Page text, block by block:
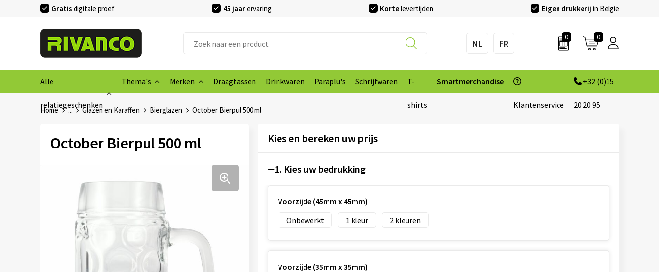
Gratis digitale proef 45 jaarervaring Kortelevertijden Eigen drukkerij in België
NL FR
0 0
Alle
relatiegeschenken
Thema's Merken Draagtassen Drinkwaren Paraplu's Schrijfwaren T-
shirts
Smartmerchandise
Klantenservice
+32 (0)15
20 20 95
Home ... Glazen en Karaffen Bierglazen October Bierpul 500 ml
October Bierpul 500 ml Kies en bereken uw prijs
1. Kies uw bedrukking
Voorzijde (45mm x 45mm)
Onbewerkt
1 2
Voorzijde (35mm x 35mm)